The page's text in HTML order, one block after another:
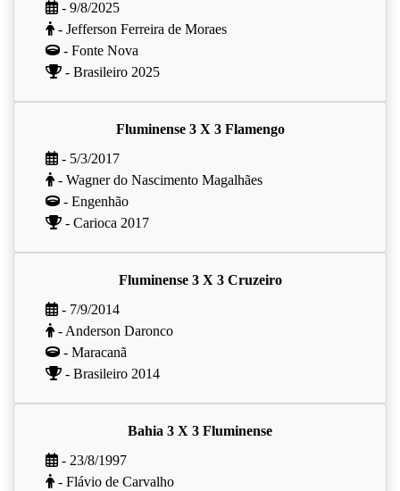
- 9/8/2025
- Jefferson Ferreira de Moraes
- Fonte Nova
- Brasileiro 2025
Fluminense 3 X 3 Flamengo
- 5/3/2017
- Wagner do Nascimento Magalhães
- Engenhão
- Carioca 2017
Fluminense 3 X 3 Cruzeiro
- 7/9/2014
- Anderson Daronco
- Maracanã
- Brasileiro 2014
Bahia 3 X 3 Fluminense
- 23/8/1997
- Flávio de Carvalho